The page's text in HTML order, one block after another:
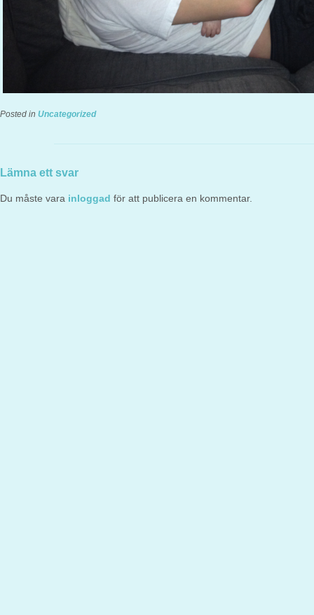
Posted in Uncategorized
Lämna ett svar
Du måste vara inloggad för att publicera en kommentar.